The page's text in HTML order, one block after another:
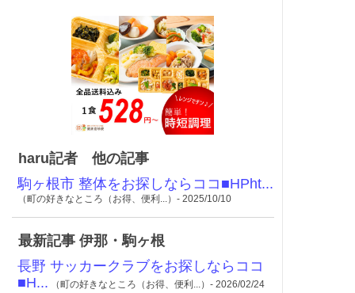
haru記者 他の記事
駒ヶ根市 整体をお探しならココ■HPht...
（町の好きなところ（お得、便利...）- 2025/10/10
最新記事 伊那・駒ヶ根
長野 サッカークラブをお探しならココ
■H... （町の好きなところ（お得、便利...）- 2026/02/24